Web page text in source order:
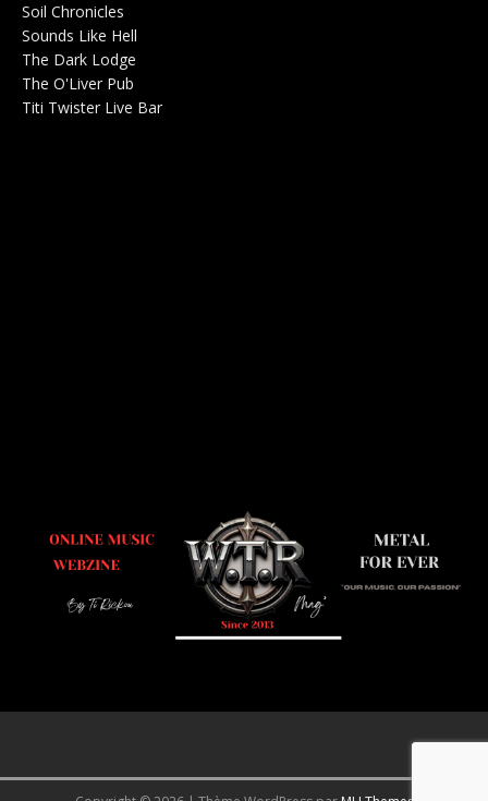
Soil Chronicles
Sounds Like Hell
The Dark Lodge
The O'Liver Pub
Titi Twister Live Bar